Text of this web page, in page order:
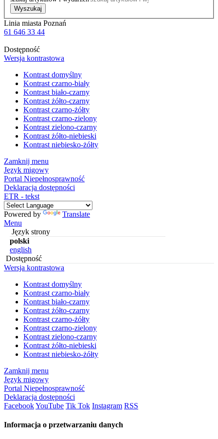
Wyszukaj
Linia miasta Poznań
61 646 33 44
Dostępność
Wersja kontrastowa
Kontrast domyślny
Kontrast czarno-biały
Kontrast biało-czarny
Kontrast żółto-czarny
Kontrast czarno-żółty
Kontrast czarno-zielony
Kontrast zielono-czarny
Kontrast żółto-niebieski
Kontrast niebiesko-żółty
Zamknij menu
Język migowy
Portal Niepełnosprawność
Deklaracja dostępności
ETR - tekst
Powered by
Translate
Menu
Język strony
polski
english
Dostępność
Wersja kontrastowa
Kontrast domyślny
Kontrast czarno-biały
Kontrast biało-czarny
Kontrast żółto-czarny
Kontrast czarno-żółty
Kontrast czarno-zielony
Kontrast zielono-czarny
Kontrast żółto-niebieski
Kontrast niebiesko-żółty
Zamknij menu
Język migowy
Portal Niepełnosprawność
Deklaracja dostępności
FacebookYouTube Tik Tok Instagram RSS
Informacja o przetwarzaniu danych